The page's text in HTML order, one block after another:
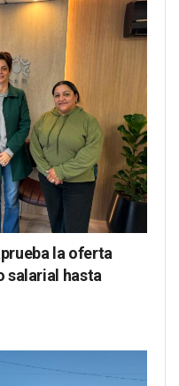
la oferta
salarial hasta